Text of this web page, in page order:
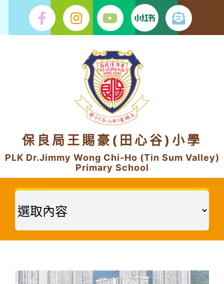
content
保良局王賜豪(田心谷)小學
PLK Dr.Jimmy Wong Chi-Ho (Tin Sum Valley)
Primary School